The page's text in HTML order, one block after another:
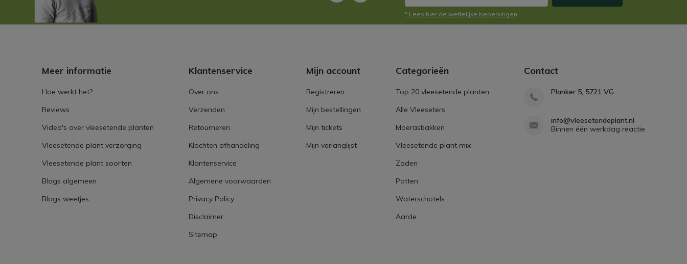
* Lees hier de wettelijke beperkingen
Meer informatie
Hoe werkt het?
Reviews
Video's over vleesetende planten
Vleesetende plant verzorging
Vleesetende plant soorten
Blogs algemeen
Blogs weetjes
Klantenservice
Over ons
Verzenden
Retourneren
Klachten afhandeling
Klantenservice
Algemene voorwaarden
Privacy Policy
Disclaimer
Sitemap
Mijn account
Registreren
Mijn bestellingen
Mijn tickets
Mijn verlanglijst
Categorieën
Top 20 vleesetende planten
Alle Vleeseters
Moerasbakken
Vleesetende plant mix
Zaden
Potten
Waterschotels
Aarde
Contact
Planker 5, 5721 VG
info@vleesetendeplant.nl
Binnen één werkdag reactie